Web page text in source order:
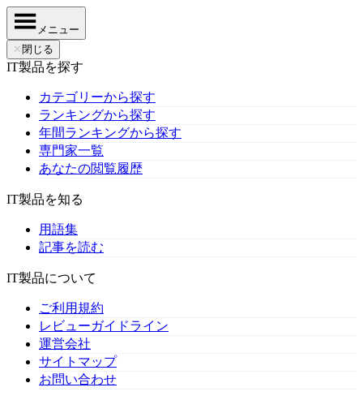
メニュー
✕ 閉じる
IT製品を探す
カテゴリーから探す
ランキングから探す
年間ランキングから探す
専門家一覧
あなたの閲覧履歴
IT製品を知る
用語集
記事を読む
IT製品について
ご利用規約
レビューガイドライン
運営会社
サイトマップ
お問い合わせ